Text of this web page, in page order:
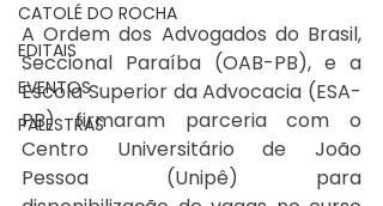
CATOLÉ DO ROCHA
EDITAIS
EVENTOS
PALESTRAS
A Ordem dos Advogados do Brasil,
Seccional Paraíba (OAB-PB), e a
Escola Superior da Advocacia (ESA-
PB) firmaram parceria com o
Centro Universitário de João
Pessoa (Unipê) para